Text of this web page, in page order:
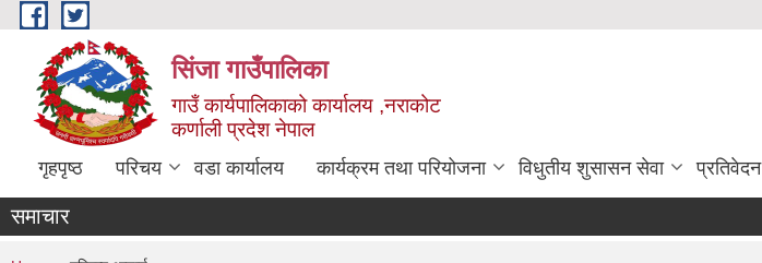
Skip to main content
सिंजा गाउँपालिका
गाउँ कार्यपालिकाको कार्यालय ,नराकोट
कर्णाली प्रदेश नेपाल
गृहपृष्ठ परिचय वडा कार्यालय कार्यक्रम तथा परियोजना विधुतीय शुसासन सेवा प्रतिवेदन
समाचार